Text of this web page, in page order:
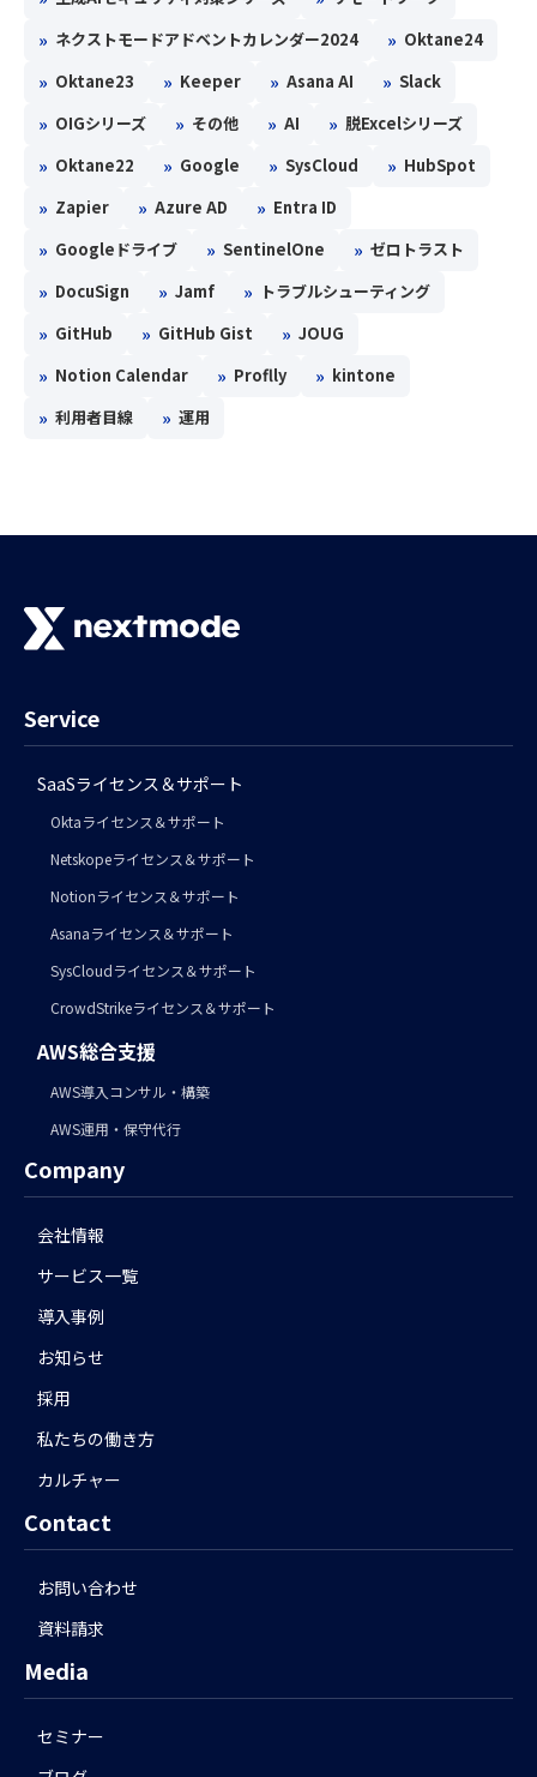
» ネクストモードアドベントカレンダー2024 » Oktane24
» Oktane23 » Keeper » Asana AI » Slack
» OIGシリーズ » その他 » AI » 脱Excelシリーズ
» Oktane22 » Google » SysCloud » HubSpot
» Zapier » Azure AD » Entra ID
» Googleドライブ » SentinelOne » ゼロトラスト
» DocuSign » Jamf » トラブルシューティング
» GitHub » GitHub Gist » JOUG
» Notion Calendar » Proflly » kintone
» 利用者目線 » 運用
Service
SaaSライセンス＆サポート
Oktaライセンス＆サポート
Netskopeライセンス＆サポート
Notionライセンス＆サポート
Asanaライセンス＆サポート
SysCloudライセンス＆サポート
CrowdStrikeライセンス＆サポート
AWS総合支援
AWS導入コンサル・構築
AWS運用・保守代行
Company
会社情報
サービス一覧
導入事例
お知らせ
採用
私たちの働き方
カルチャー
Contact
お問い合わせ
資料請求
Media
セミナー